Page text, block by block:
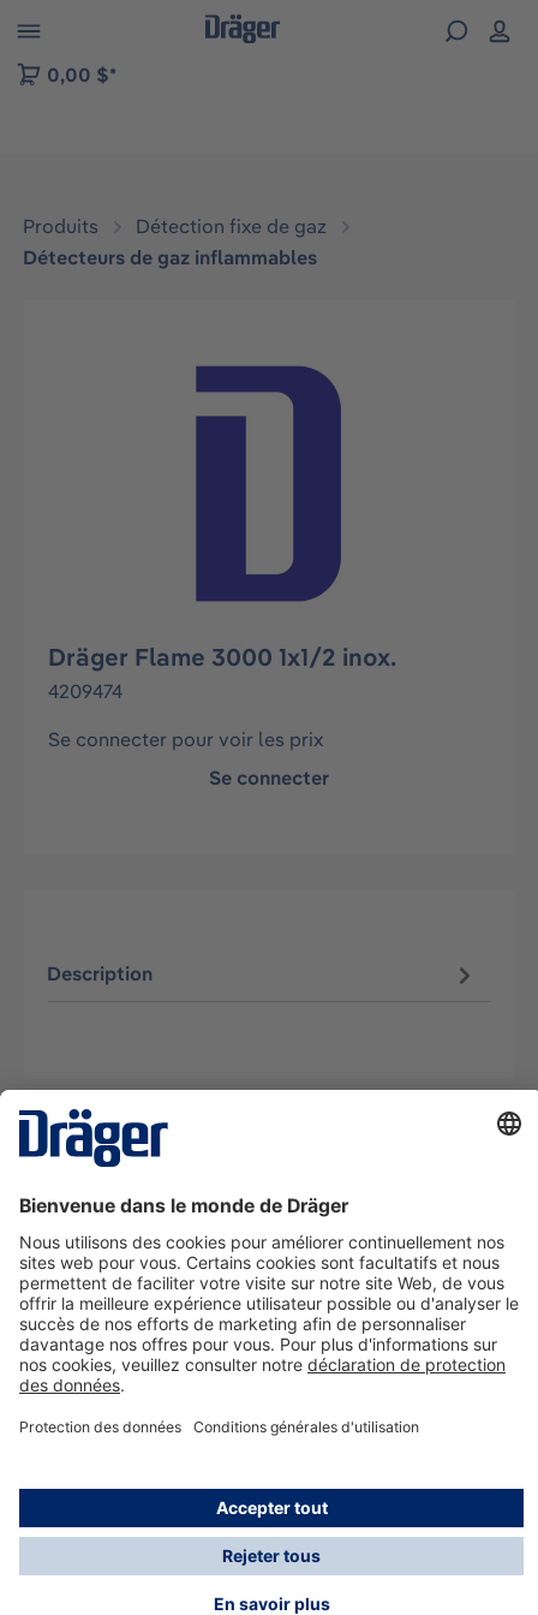
to B2B platform navigation
0,00 $*
Produits
Détection fixe de gaz
Détecteurs de gaz inflammables
Ignorer la galerie d'images
Dräger Flame 3000 1x1/2 inox.
4209474
Se connecter pour voir les prix
Se connecter
Description
La technologie
Nous contacter
A propos de Dräger
Informations
*Les taxes et les frais d'expédition ne sont pas inclus
dans les prix indiqués, sauf mention contraire. Des frais
supplémentaires peuvent s'appliquer.